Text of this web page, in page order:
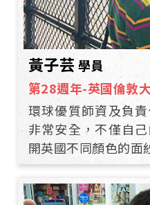
黃子芸 學員
第28週年-英國倫敦
環球優質師資及負
非常安全，不僅自
開英國不同顏色的面